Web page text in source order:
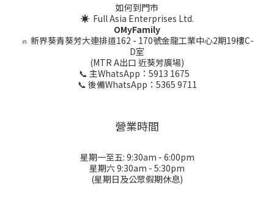
如何到門市
☀ Full Asia Enterprises Ltd.
OMyFamily
⍝ 新界葵青葵芳大連排道162 - 170號金龍工業中心2期19樓C-
D室
(MTR A出口 近葵芳廣場)
📞 主WhatsApp：5913 1675
📞 後備WhatsApp：5365 9711
營業時間
星期一至五: 9:30am - 6:00pm
星期六 9:30am - 5:30pm
(星期日及公眾假期休息)